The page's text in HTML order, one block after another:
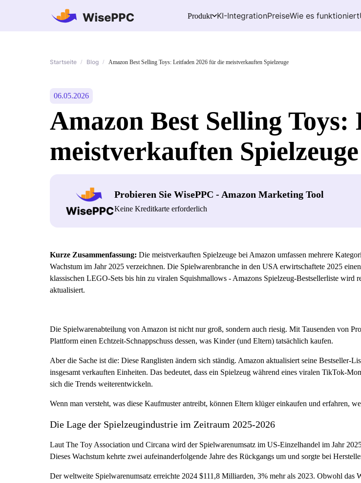
Produkt KI-IntegrationPreiseWie es funktioniert
Startseite / Blog / Amazon Best Selling Toys: Leitfaden 2026 für die meistverkauften Spielzeuge
06.05.2026
Amazon Best Selling
meistverkauften Spielzeuge
Probieren Sie WisePPC - Amazon Marketing Tool
Keine Kreditkarte erforderlich
Kurze Zusammenfassung: Die meistverkauften Spielzeuge bei Amazon umfassen mehrere
Wachstum im Jahr 2025 verzeichnen. Die Spielwarenbranche in den USA erwirtschaftete 2025
klassischen LEGO-Sets bis hin zu viralen Squishmallows - Amazons Spielzeug-Bestsellerliste wird
aktualisiert.
Die Spielwarenabteilung von Amazon ist nicht nur groß, sondern auch riesig. Mit Tausenden von
Plattform einen Echtzeit-Schnappschuss dessen, was Kinder (und Eltern) tatsächlich kaufen.
Aber die Sache ist die: Diese Ranglisten ändern sich ständig. Amazon aktualisiert seine Bestseller-
insgesamt verkauften Einheiten. Das bedeutet, dass ein Spielzeug während eines viralen TikTok-
sich die Trends weiterentwickeln.
Wenn man versteht, was diese Kaufmuster antreibt, können Eltern klüger einkaufen und erfahren,
Die Lage der Spielzeugindustrie im Zeitraum 2025-2026
Laut The Toy Association und Circana wird der Spielwarenumsatz im US-Einzelhandel im Jahr
Dieses Wachstum kehrte zwei aufeinanderfolgende Jahre des Rückgangs um und sorgte bei
Der weltweite Spielwarenumsatz erreichte 2024 $111,8 Milliarden, 3% mehr als 2023. Obwohl das